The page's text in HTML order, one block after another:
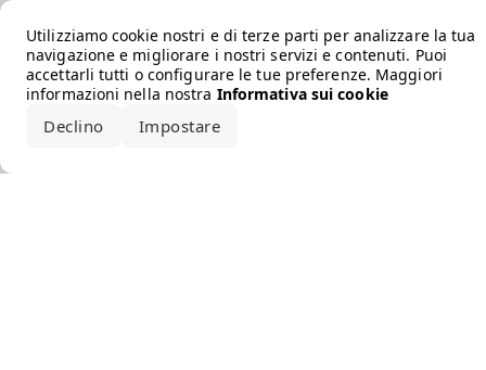
Utilizziamo cookie nostri e di terze parti per analizzare la tua
navigazione e migliorare i nostri servizi e contenuti. Puoi
accettarli tutti o configurare le tue preferenze. Maggiori
informazioni nella nostra Informativa sui cookie
Declino Impostare
Error loading the brand